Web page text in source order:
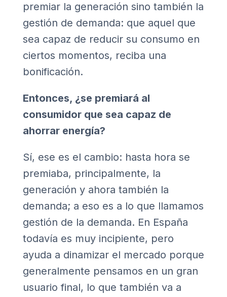
premiar la generación sino también la
gestión de demanda: que aquel que
sea capaz de reducir su consumo en
ciertos momentos, reciba una
bonificación.
Entonces, ¿se premiará al
consumidor que sea capaz de
ahorrar energía?
Sí, ese es el cambio: hasta hora se
premiaba, principalmente, la
generación y ahora también la
demanda; a eso es a lo que llamamos
gestión de la demanda. En España
todavía es muy incipiente, pero
ayuda a dinamizar el mercado porque
generalmente pensamos en un gran
usuario final, lo que también va a